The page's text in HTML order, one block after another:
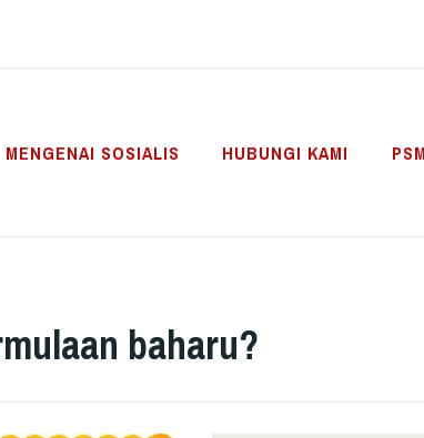
MENGENAI SOSIALIS HUBUNGI KAMI PSM
baharu?